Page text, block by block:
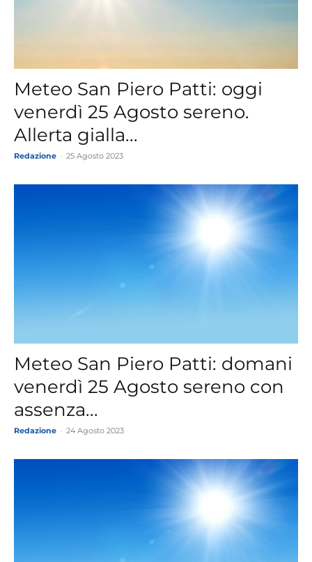
Meteo San Piero Patti: oggi
venerdì 25 Agosto sereno.
Allerta gialla...
Redazione 25 Agosto 2023
Meteo San Piero Patti: domani
venerdì 25 Agosto sereno con
assenza...
Redazione 24 Agosto 2023